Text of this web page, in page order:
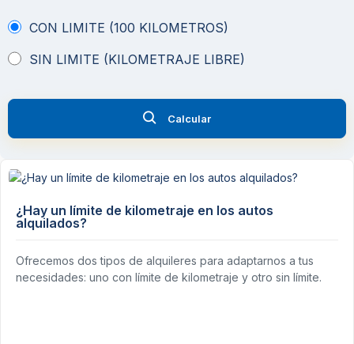
CON LIMITE (100 KILOMETROS)
SIN LIMITE (KILOMETRAJE LIBRE)
Calcular
¿Hay un límite de kilometraje en los autos
alquilados?
Ofrecemos dos tipos de alquileres para adaptarnos a tus
necesidades: uno con límite de kilometraje y otro sin límite.